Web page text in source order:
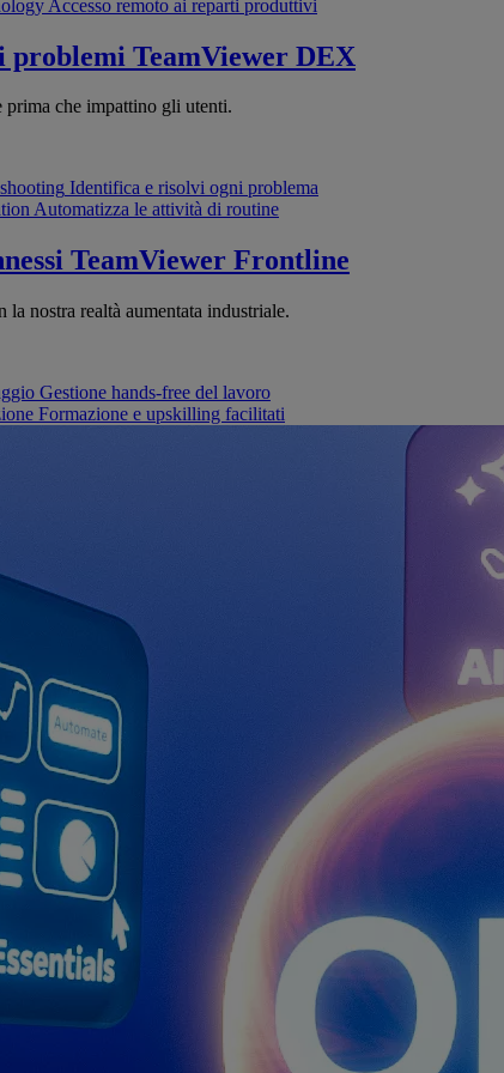
Accesso remoto ai reparti produttivi
problemi TeamViewer DEX
che impattino gli utenti.
Identifica e risolvi ogni problema
Automatizza le attività di routine
TeamViewer Frontline
nostra realtà aumentata industriale.
Gestione hands-free del lavoro
Formazione e upskilling facilitati